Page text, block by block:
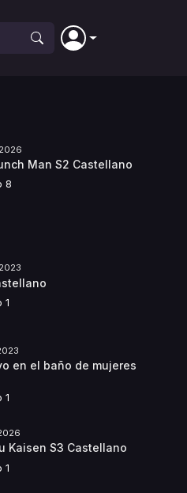
Man S2 Castellano
8
1
en el baño de mujeres
1
Kaisen S3 Castellano
1